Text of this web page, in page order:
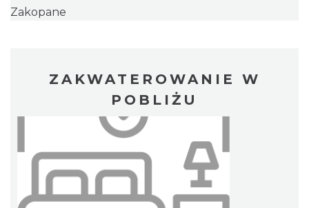
Zakopane
ZAKWATEROWANIE W
POBLIŻU